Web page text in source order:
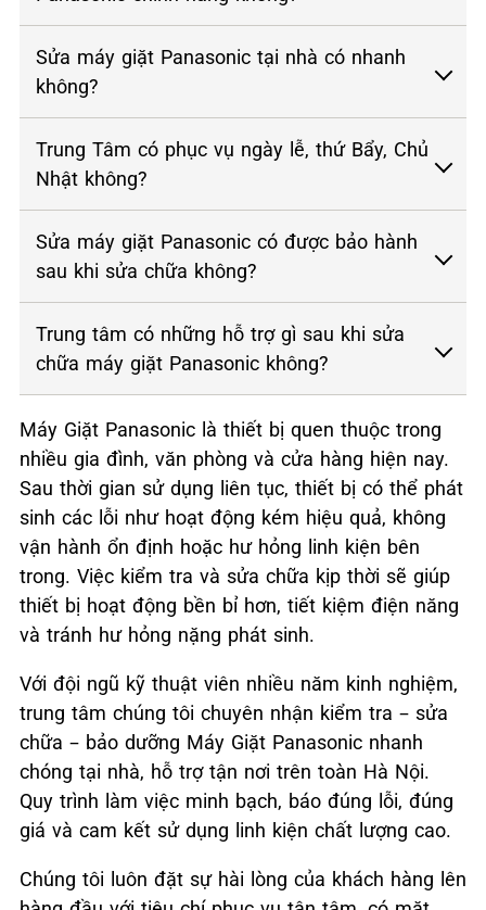
Sửa máy giặt Panasonic tại nhà có nhanh
không?
Trung Tâm có phục vụ ngày lễ, thứ Bẩy, Chủ
Nhật không?
Sửa máy giặt Panasonic có được bảo hành
sau khi sửa chữa không?
Trung tâm có những hỗ trợ gì sau khi sửa
chữa máy giặt Panasonic không?
Máy Giặt Panasonic là thiết bị quen thuộc trong
nhiều gia đình, văn phòng và cửa hàng hiện nay.
Sau thời gian sử dụng liên tục, thiết bị có thể phát
sinh các lỗi như hoạt động kém hiệu quả, không
vận hành ổn định hoặc hư hỏng linh kiện bên
trong. Việc kiểm tra và sửa chữa kịp thời sẽ giúp
thiết bị hoạt động bền bỉ hơn, tiết kiệm điện năng
và tránh hư hỏng nặng phát sinh.
Với đội ngũ kỹ thuật viên nhiều năm kinh nghiệm,
trung tâm chúng tôi chuyên nhận kiểm tra – sửa
chữa – bảo dưỡng Máy Giặt Panasonic nhanh
chóng tại nhà, hỗ trợ tận nơi trên toàn Hà Nội.
Quy trình làm việc minh bạch, báo đúng lỗi, đúng
giá và cam kết sử dụng linh kiện chất lượng cao.
Chúng tôi luôn đặt sự hài lòng của khách hàng lên